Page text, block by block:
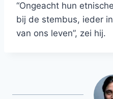
“Ongeacht hun
bij de stembus, ieder
van ons leven”, zei hij.